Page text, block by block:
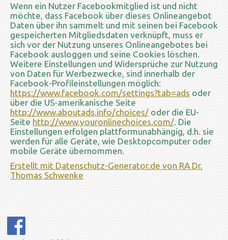
Wenn ein Nutzer Facebookmitglied ist und nicht
möchte, dass Facebook über dieses Onlineangebot
Daten über ihn sammelt und mit seinen bei Facebook
gespeicherten Mitgliedsdaten verknüpft, muss er
sich vor der Nutzung unseres Onlineangebotes bei
Facebook ausloggen und seine Cookies löschen.
Weitere Einstellungen und Widersprüche zur Nutzung
von Daten für Werbezwecke, sind innerhalb der
Facebook-Profileinstellungen möglich:
https://www.facebook.com/settings?tab=ads oder
über die US-amerikanische Seite
http://www.aboutads.info/choices/ oder die EU-
Seite http://www.youronlinechoices.com/ . Die
Einstellungen erfolgen plattformunabhängig, d.h. sie
werden für alle Geräte, wie Desktopcomputer oder
mobile Geräte übernommen.
Erstellt mit Datenschutz-Generator.de von RA Dr.
Thomas Schwenke